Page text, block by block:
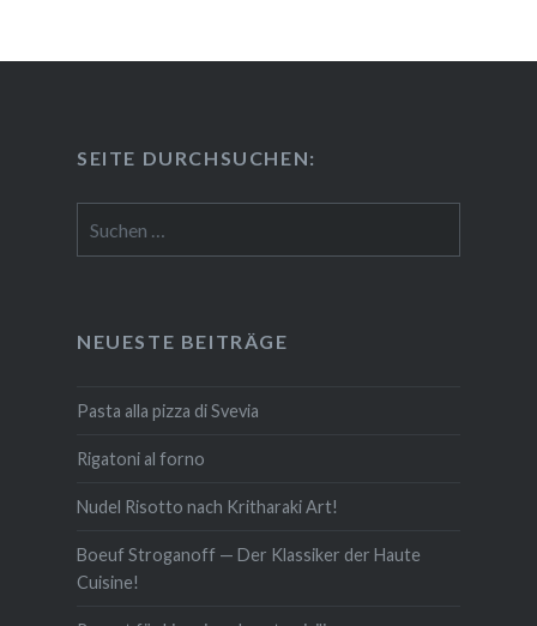
SEITE DURCH­SU­CHEN:
nach:
NEUESTE BEITRÄGE
Pasta alla pizza di Svevia
Rigatoni al forno
Nudel Risotto nach Krit­ha­ra­ki Art!
Boeuf Stro­gan­off — Der Klassiker der Haute
Cuisine!